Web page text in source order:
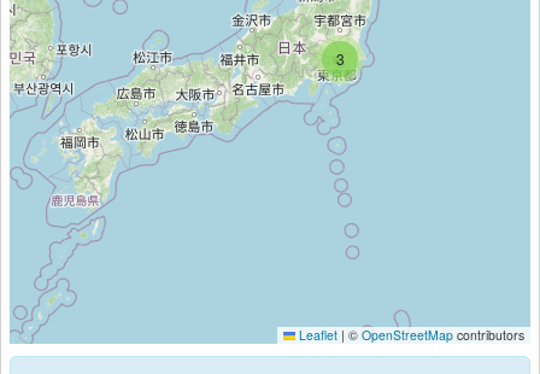
3
Leaflet | © OpenStreetMap contributors